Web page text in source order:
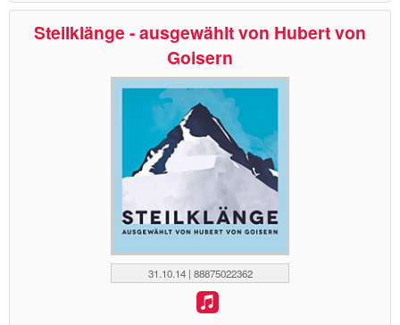
Steilklänge - ausgewählt von Hubert von
Goisern
31.10.14 | 88875022362